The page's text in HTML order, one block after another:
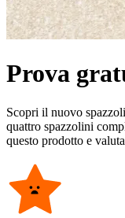
Prova
Scopri il nuovo
quattro spazzolini
questo prodotto e